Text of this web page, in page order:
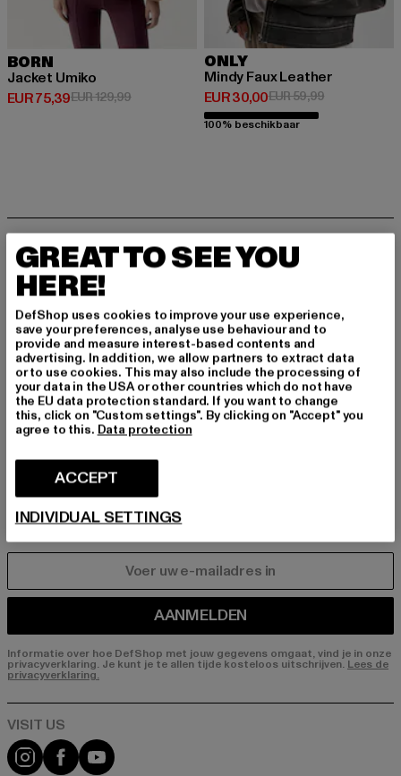
BORN
Jacket Umiko
EUR 75,39
Huidige prijs: EUR 75,39
EUR 129,99Actieprijs: EUR 129,99
ONLY
Mindy Faux Leather
EUR 30,00
Huidige prijs: EUR 30,00
EUR 59,99Actieprijs:
100% beschikbaar
MELD JE AAN OM G
EÏNSPIREERD TE BLI
JVEN!
Meld je hier aan voor onze nieuwsbrief en ontv
ang in de toekomst informatie over actuele tre
nds, aanbiedingen en waardebonnen van DefS
hop per e-mail!
In welke producten bent u geïnteresseerd?
HEREN
DAMES
AANMELDEN
Informatie over hoe DefShop met jouw gegevens omgaat, vind je in onze
privacyverklaring. Je kunt je te allen tijde kosteloos uitschrijven. Lees de
privacyverklaring.
Visit our Instagram page:
Visit our Facebook page:
Visit our YouTube channel:
GREAT TO SEE YOU
HERE!
DefShop uses cookies to improve your use experience,
save your preferences, analyse use behaviour and to
provide and measure interest-based contents and
advertising. In addition, we allow partners to extract data
or to use cookies. This may also include the processing of
your data in the USA or other countries which do not have
the EU data protection standard. If you want to change
this, click on "Custom settings". By clicking on "Accept" you
agree to this. Data protection
ACCEPT
INDIVIDUAL SETTINGS